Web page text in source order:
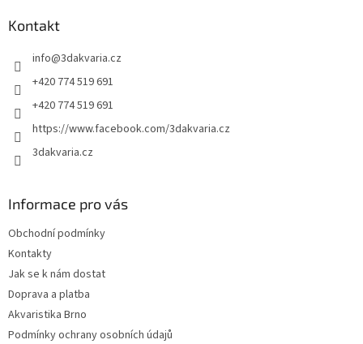
Kontakt
info@3dakvaria.cz
+420 774 519 691
+420 774 519 691
https://www.facebook.com/3dakvaria.cz
3dakvaria.cz
Informace pro vás
Obchodní podmínky
Kontakty
Jak se k nám dostat
Doprava a platba
Akvaristika Brno
Podmínky ochrany osobních údajů